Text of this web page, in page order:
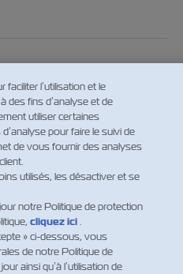
be advised that
the VGM weight
with no tolerance
of +/- 5 to 10%…
l’utilisation et le
des fins d’analyse et de
utiliser certaines
pour faire le suivi de
de vous fournir des analyses
utilisés, les désactiver et se
notre Politique de protection
cliquez ici.
» ci-dessous, vous
de notre Politique de
ainsi qu’à l’utilisation de